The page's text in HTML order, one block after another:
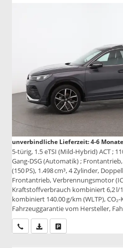
unverbindliche Lieferzeit: 4-6 Monate
5-türig, 1.5 eTSI (Mild-Hybrid) ACT ;
Gang-DSG (Automatik) ;
(150 PS), 1.498 cm³, 4 Zylinder,
Frontantrieb, Verbrennungsmotor
Kraftstoffverbrauch kombiniert 6,2 l/
kombiniert 140.00 g/km (WLTP),
Fahrzeuggarantie vom Hersteller,
Wir rufen Sie anPDF-Datei, Fahrzeugexposé